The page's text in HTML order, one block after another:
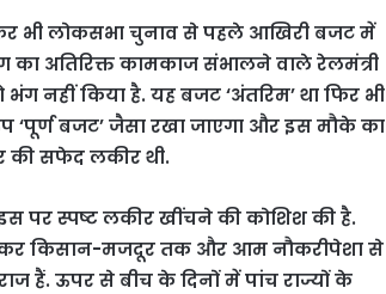
भी लोकसभा चुनाव से पहले आखिरी बजट में
का अतिरिक्त कामकाज संभालने वाले रेलमंत्री
नहीं किया है. यह बजट ‘अंतरिम’ था फिर भी
बजट’ जैसा रखा जाएगा और इस मौके का
की सफेद लकीर थी.
पर स्पष्ट लकीर खींचने की कोशिश की है.
किसान-मजदूर तक और आम नौकरीपेशा से
हैं. ऊपर से बीच के दिनों में पांच राज्यों के